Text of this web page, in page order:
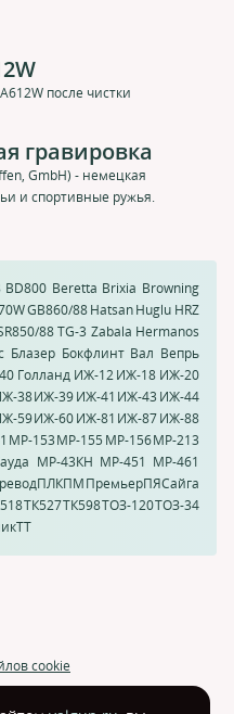
после чистки
гравировка
GmbH) - немецкая
и спортивные ружья.
BD800 Beretta Brixia Browning
GB860/88HatsanHuglu HRZ
88 TG-3 Zabala Hermanos
Блазер Бокфлинт Вал Вепрь
Голланд ИЖ-12 ИЖ-18 ИЖ-20
38ИЖ-39ИЖ-41 ИЖ-43 ИЖ-44
59ИЖ-60ИЖ-81 ИЖ-87ИЖ-88
МР-153МР-155 МР-156МР-213
МР-43КН МР-451 МР-461
ПЛКПМПремьерПЯСайга
ТК527ТК598ТОЗ-120ТОЗ-34
ТТ
cookie
возможна только с